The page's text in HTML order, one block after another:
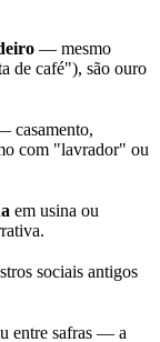
— mesmo
de café"), são ouro
casamento,
com "lavrador" ou
em usina ou
sociais antigos
entre safras — a